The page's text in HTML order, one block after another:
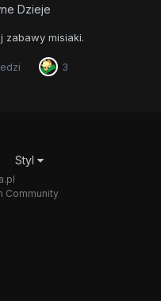
Dzieje
zabawy misiaki.
3
Styl
Community